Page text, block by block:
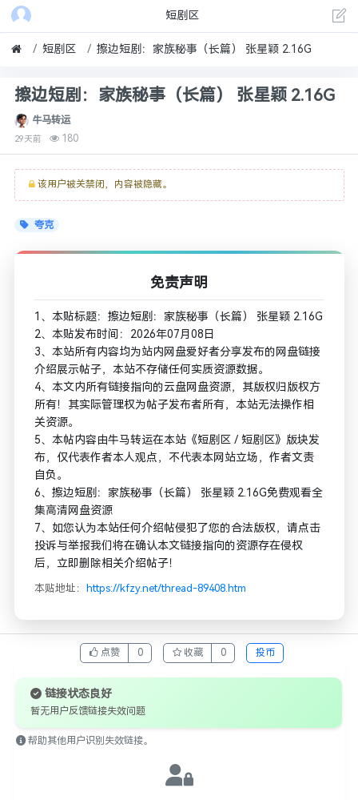
短剧区
短剧区 擦边短剧：家族秘事（长篇） 张星颖 2.16G
擦边短剧：家族秘事（长篇） 张星颖 2.16G
牛马转运
29天前 180
该用户被关禁闭，内容被隐藏。
夸克
免责声明
1、本贴标题：擦边短剧：家族秘事（长篇） 张星颖 2.16G
2、本贴发布时间：2026年07月08日
3、本站所有内容均为站内网盘爱好者分享发布的网盘链接
介绍展示帖子，本站不存储任何实质资源数据。
4、本文内所有链接指向的云盘网盘资源，其版权归版权方
所有！其实际管理权为帖子发布者所有，本站无法操作相
关资源。
5、本帖内容由牛马转运在本站《短剧区 / 短剧区》版块发
布，仅代表作者本人观点，不代表本网站立场，作者文责
自负。
6、擦边短剧：家族秘事（长篇） 张星颖 2.16G免费观看全
集高清网盘资源
7、如您认为本站任何介绍帖侵犯了您的合法版权，请点击
投诉与举报我们将在确认本文链接指向的资源存在侵权
后，立即删除相关介绍帖子！
本贴地址： https://kfzy.net/thread-89408.htm
点赞 0 收藏 0 投币
链接状态良好
暂无用户反馈链接失效问题
帮助其他用户识别失效链接。